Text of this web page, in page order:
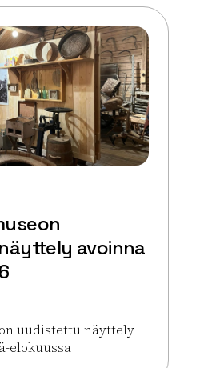
avoinna
uudistettu näyttely
elokuussa